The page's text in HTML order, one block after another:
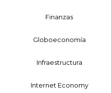
Finanzas
Globoeconomía
Infraestructura
Internet Economy